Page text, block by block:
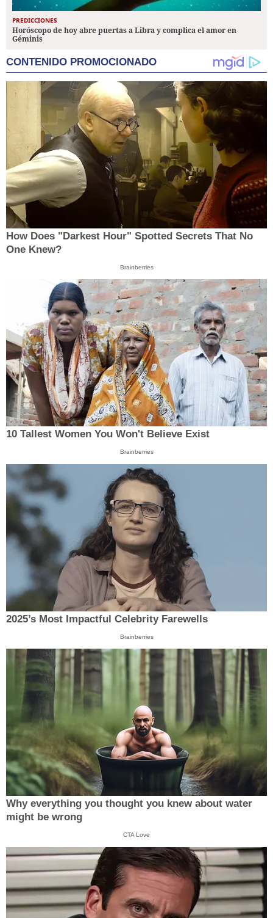
PREDICCIONES
Horóscopo de hoy abre puertas a Libra y complica el amor en
Géminis
CONTENIDO PROMOCIONADO
How Does "Darkest Hour" Spotted Secrets That No
One Knew?
Brainberries
10 Tallest Women You Won't Believe Exist
Brainberries
2025’s Most Impactful Celebrity Farewells
Brainberries
Why everything you thought you knew about water
might be wrong
CTA Love